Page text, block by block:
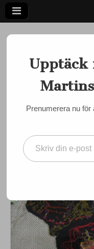
Ett författarskap
BOKMÄSSAN I
Aniara
admin•6 oktober, 2024•0
Upptäck
Prenumerera nu för